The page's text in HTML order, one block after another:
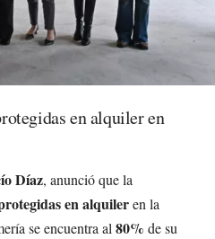
en alquiler en
Díaz, anunció que la
en alquileren la
se encuentra al 80% de su